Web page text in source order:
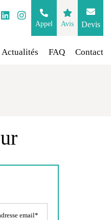
Actualités FAQ Contact
Appel Avis Devis